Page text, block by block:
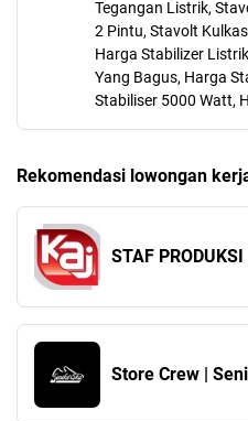
Tegangan Listrik,
2 Pintu, Stavolt
Harga Stabilizer
Yang Bagus, Harga
Stabiliser 5000 Watt,
Rekomendasi lowongan
Store